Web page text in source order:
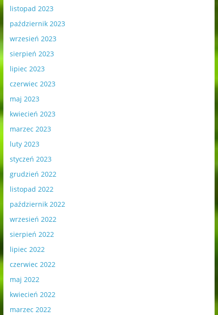
listopad 2023
październik 2023
wrzesień 2023
sierpień 2023
lipiec 2023
czerwiec 2023
maj 2023
kwiecień 2023
marzec 2023
luty 2023
styczeń 2023
grudzień 2022
listopad 2022
październik 2022
wrzesień 2022
sierpień 2022
lipiec 2022
czerwiec 2022
maj 2022
kwiecień 2022
marzec 2022